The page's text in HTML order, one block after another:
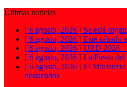
Últimas noticias
[ 6 agosto, 2026 ] Se está
[ 6 agosto, 2026 ] Este sábado
[ 6 agosto, 2026 ] URD 2026 –
[ 6 agosto, 2026 ] La Fiesta
[ 6 agosto, 2026 ] El Ministerio
destacados